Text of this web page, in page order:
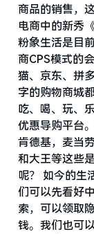
商品的销售，
电商中的新秀
粉象生活是目
商CPS模式的
猫、京东、拼
字的购物商城
吃、喝、玩、
优惠导购平台
肯德基，麦当
和大王等这些
呢？ 如今的生
们可以先看好
索，可以领取
钱。我们也可